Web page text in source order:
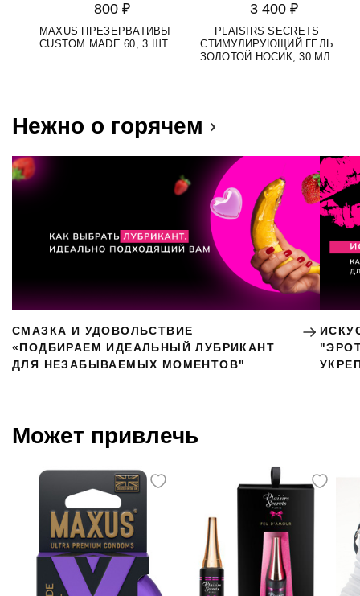
800 ₽
MAXUS ПРЕЗЕРВАТИВЫ
CUSTOM MADE 60, 3 ШТ.
3 400 ₽
PLAISIRS SECRETS
СТИМУЛИРУЮЩИЙ ГЕЛЬ
ЗОЛОТОЙ НОСИК, 30 МЛ.
Нежно о горячем
СМАЗКА И УДОВОЛЬСТВИЕ
«ПОДБИРАЕМ ИДЕАЛЬНЫЙ ЛУБРИКАНТ
ДЛЯ НЕЗАБЫВАЕМЫХ МОМЕНТОВ"
Может привлечь